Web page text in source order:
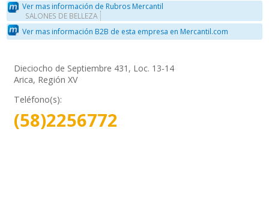
Ver mas información de Rubros Mercantil
SALONES DE BELLEZA
Ver mas información B2B de esta empresa en Mercantil.com
Dieciocho de Septiembre 431, Loc. 13-14
Arica, Región XV
Teléfono(s):
(58)2256772